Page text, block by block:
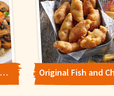
Lachsfilet auf cremigem Erbsen-Risotto